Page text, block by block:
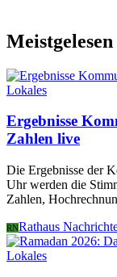
Meistgelesen
Lokales
Ergebnisse
Zahlen live
Die Ergebnisse der
Uhr werden die
Zahlen,
RNRathaus
Lokales